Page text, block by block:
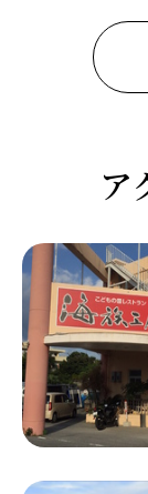
ア